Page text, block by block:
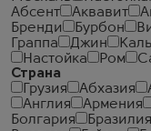
Абсент
Аквавит
Бренди
Бурбон
Граппа
Джин
Настойка
Ром
Страна
Грузия
Абхазия
Англия
Армения
Болгария
Бразилия